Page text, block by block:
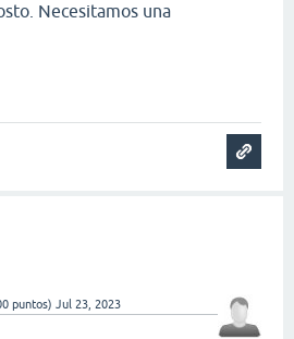
Necesitamos una
puntos) Jul 23, 2023